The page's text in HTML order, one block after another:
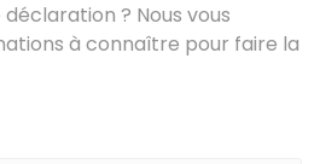
? Nous vous
à connaître pour faire la